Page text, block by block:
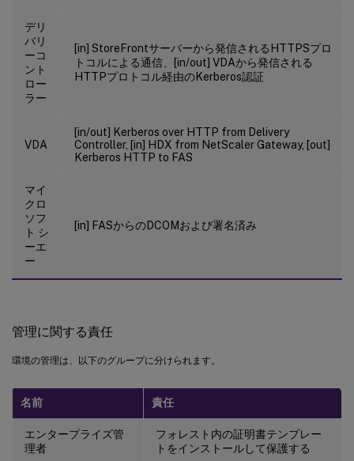
デリ
バリ
ーコ
ント
ロー
ラー
[in] StoreFrontサーバーから発信されるHTTPSプロ
トコルによる通信、[in/out] VDAから発信される
HTTPプロトコル経由のKerberos認証
VDA
[in/out] Kerberos over HTTP from Delivery
Controller, [in] HDX from NetScaler Gateway, [out]
Kerberos HTTP to FAS
マイ
クロ
ソフ
ト シ
ーエ
ー
[in] FASからのDCOMおよび署名済み
管理に関する責任
環境の管理は、以下のグループに分けられます。
名前 責任
エンタープライズ管
理者
フォレスト内の証明書テンプレー
トをインストールして保護する